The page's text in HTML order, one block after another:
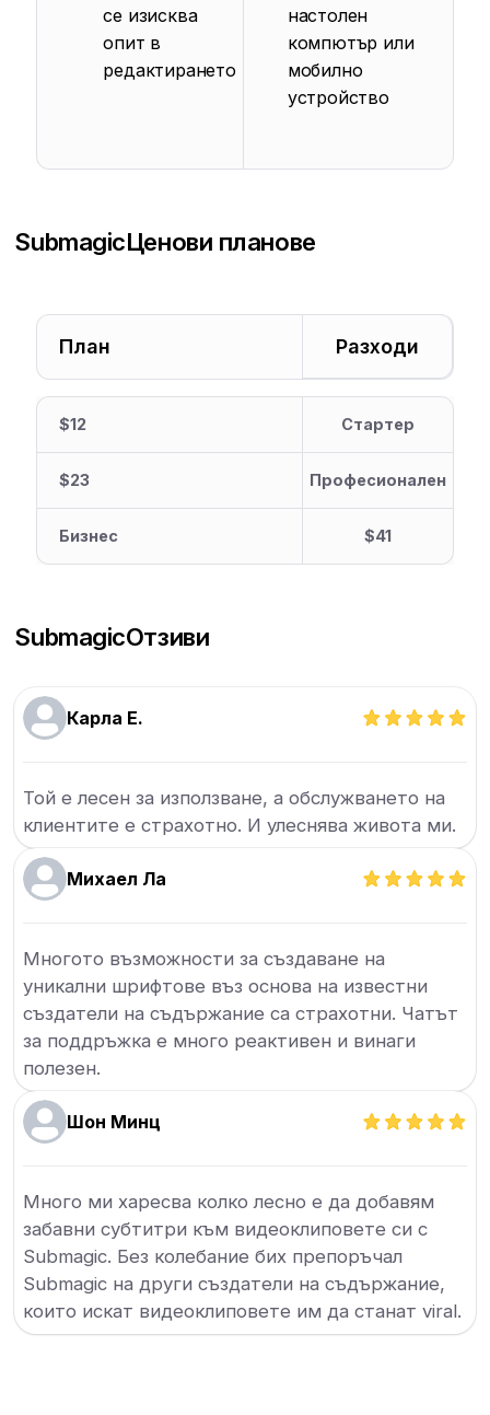
се изисква
опит в
редактирането
настолен
компютър или
мобилно
устройство
SubmagicЦенови планове
План Разходи
$12 Стартер
$23 Професионален
Бизнес $41
SubmagicОтзиви
Карла Е.
Той е лесен за използване, а обслужването на
клиентите е страхотно. И улеснява живота ми.
Михаел Ла
Многото възможности за създаване на
уникални шрифтове въз основа на известни
създатели на съдържание са страхотни. Чатът
за поддръжка е много реактивен и винаги
полезен.
Шон Минц
Много ми харесва колко лесно е да добавям
забавни субтитри към видеоклиповете си с
Submagic. Без колебание бих препоръчал
Submagic на други създатели на съдържание,
които искат видеоклиповете им да станат viral.